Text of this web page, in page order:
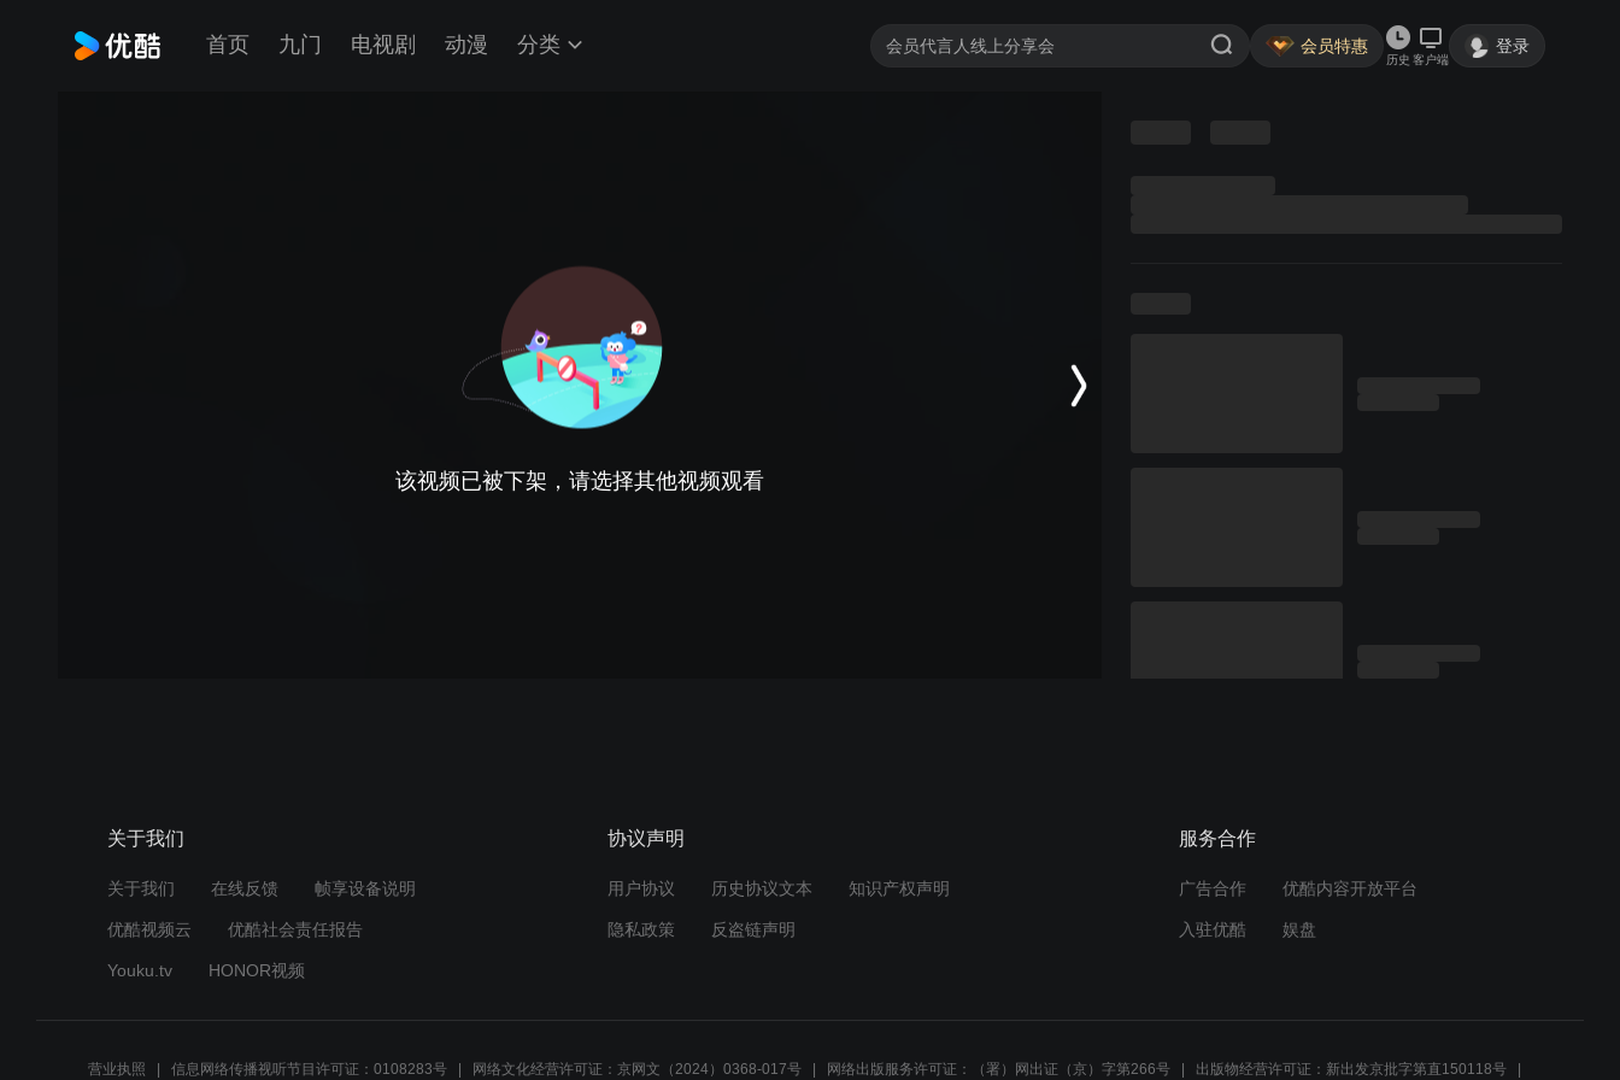
首页 九门 电视剧 动漫 分类 会员特惠
历史 客户端
登录
该视频已被下架，请选择其他视频观看
关于我们
关于我们 在线反馈 帧享设备说明
优酷视频云 优酷社会责任报告
Youku.tv HONOR视频
协议声明
用户协议 历史协议文本 知识产权声明
隐私政策 反盗链声明
服务合作
广告合作 优酷内容开放平台
入驻优酷 娱盘
营业执照 信息网络传播视听节目许可证：0108283号 网络文化经营许可证：京网文（2024）0368-017号 网络出版服务许可证：（署）网出证（京）字第266号 出版物经营许可证：新出发京批字第直150118号